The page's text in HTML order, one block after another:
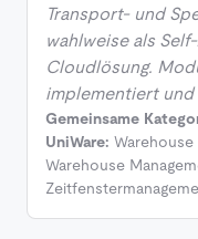
Transport- und
wahlweise als
Cloudlösung.
implementiert
Gemeinsame
UniWare: Warehouse
Warehouse